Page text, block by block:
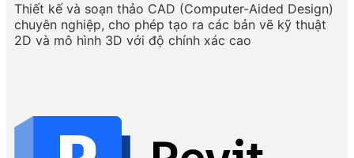
Thiết kế và soạn thảo CAD (Computer-Aided Design)
chuyên nghiệp, cho phép tạo ra các bản vẽ kỹ thuật
2D và mô hình 3D với độ chính xác cao